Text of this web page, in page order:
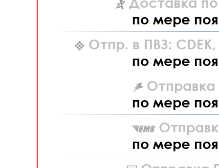
по мере
Отпр. в ПВЗ: CDEK,
по мере
Отправка
по мере
по мере